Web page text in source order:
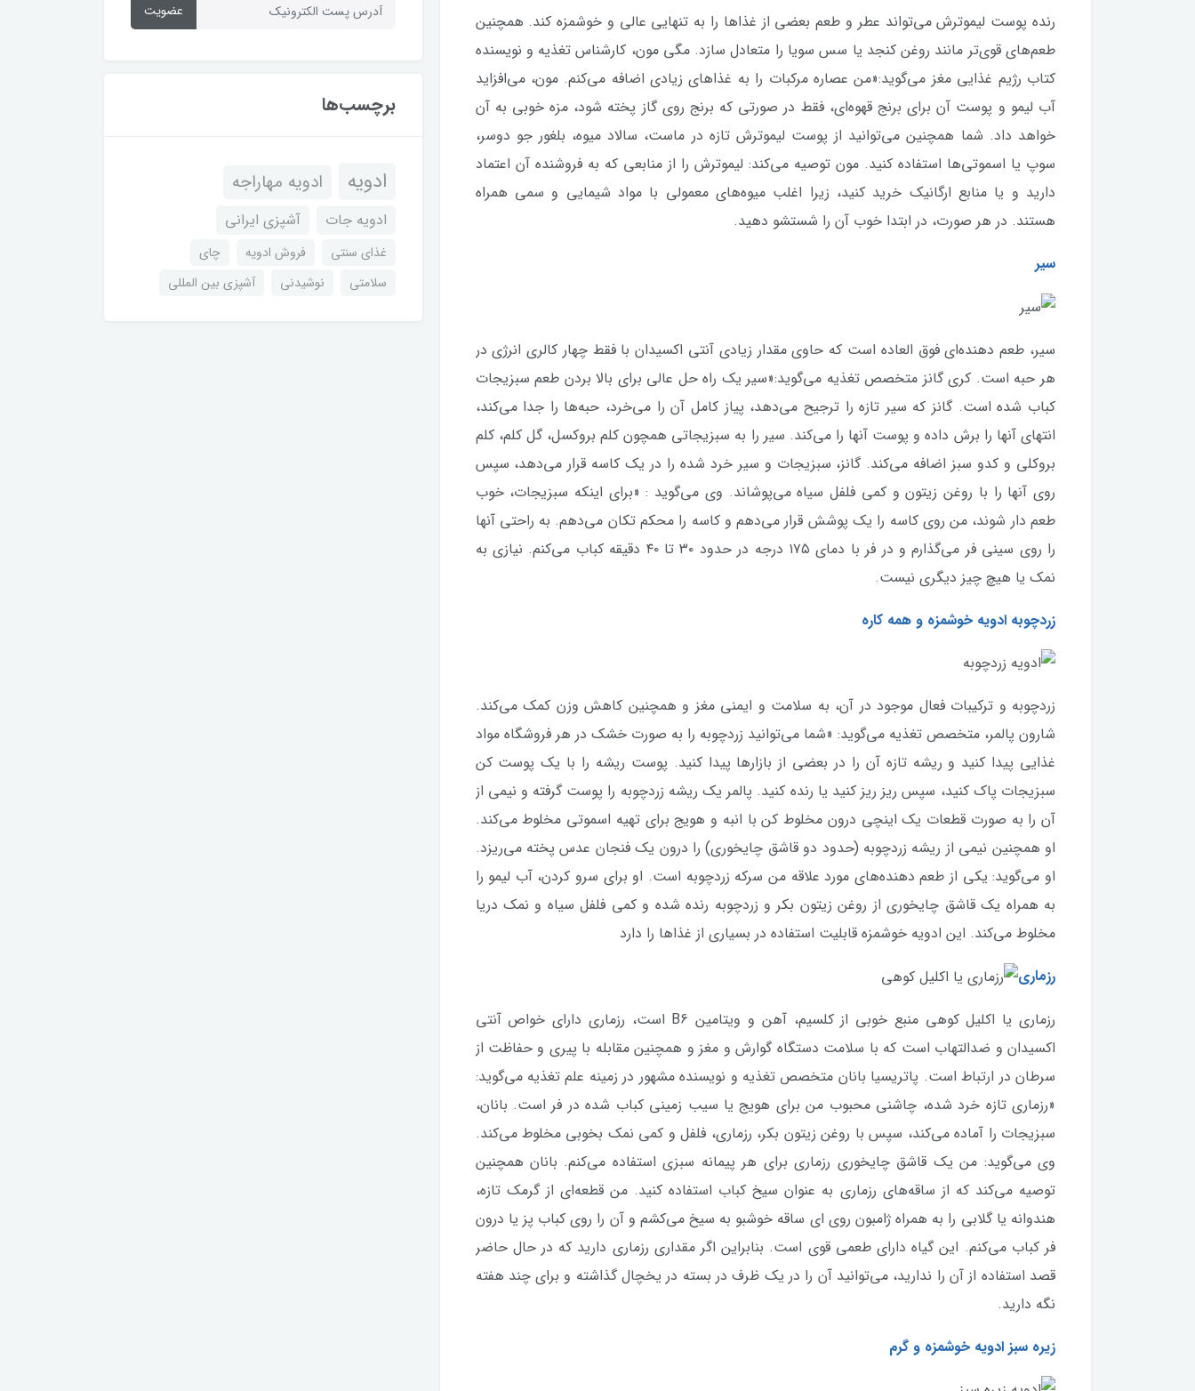
رنده پوست لیموترش می‌تواند عطر و طعم بعضی از غذاها را به تنهایی عالی و خوشمزه کند. همچنین
طعم‌های قوی‌تر مانند روغن کنجد یا سس سویا را متعادل سازد. مگی مون، کارشناس تغذیه و نویسنده
کتاب رژیم غذایی مغز می‌گوید:«من عصاره مرکبات را به غذاهای زیادی اضافه می‌کنم. مون، می‌افزاید
آب لیمو و پوست آن برای برنج قهوه‌ای، فقط در صورتی که برنج روی گاز پخته شود، مزه خوبی به آن
خواهد داد. شما همچنین می‌توانید از پوست لیموترش تازه در ماست، سالاد میوه، بلغور جو دوسر،
سوپ‌ یا اسموتی‌ها استفاده کنید. مون توصیه می‌کند: لیموترش را از منابعی که به فروشنده آن اعتماد
دارید و یا منابع ارگانیک خرید کنید، زیرا اغلب میوه‌های معمولی با مواد شیمایی و سمی همراه
هستند. در هر صورت، در ابتدا خوب آن را شستشو دهید.
سیر
سیر، طعم دهنده‌ای فوق العاده است که حاوی مقدار زیادی آنتی اکسیدان با فقط چهار کالری انرژی در
هر حبه است. کری گانز متخصص تغذیه می‌گوید:«سیر یک راه حل عالی برای بالا بردن طعم سبزیجات
کباب شده است. گانز که سیر تازه را ترجیح می‌دهد، پیاز کامل آن را می‌خرد، حبه‌ها را جدا می‌کند،
انتهای آنها را برش داده و پوست آنها را می‌کند. سیر را به سبزیجاتی همچون کلم بروکسل، گل کلم، کلم
بروکلی و کدو سبز اضافه می‌کند. گانز، سبزیجات و سیر خرد شده را در یک کاسه قرار می‌دهد، سپس
روی آنها را با روغن زیتون و کمی فلفل سیاه می‌پوشاند. وی می‌گوید : «برای اینکه سبزیجات، خوب
طعم دار شوند، من روی کاسه را یک پوشش قرار می‌دهم و کاسه را محکم تکان می‌دهم. به راحتی آنها
را روی سینی فر می‌گذارم و در فر با دمای ۱۷۵ درجه در حدود ۳۰ تا ۴۰ دقیقه کباب می‌کنم. نیازی به
نمک یا هیچ چیز دیگری نیست.
زردچوبه ادویه خوشمزه و همه کاره
زردچوبه و ترکیبات فعال موجود در آن، به سلامت و ایمنی مغز و همچنین کاهش وزن کمک می‌کند.
شارون پالمر، متخصص تغذیه می‌گوید: «شما می‌توانید زردچوبه را به صورت خشک در هر فروشگاه مواد
غذایی پیدا کنید و ریشه تازه آن را در بعضی از بازارها پیدا کنید. پوست ریشه را با یک پوست کن
سبزیجات پاک کنید، سپس ریز ریز کنید یا رنده کنید. پالمر یک ریشه زردچوبه را پوست گرفته و نیمی از
آن را به صورت قطعات یک اینچی درون مخلوط کن با انبه و هویج برای تهیه اسموتی مخلوط می‌کند.
او همچنین نیمی از ریشه زردچوبه (حدود دو قاشق چایخوری) را درون یک فنجان عدس پخته می‌ریزد.
او می‌گوید: یکی از طعم دهنده‌های مورد علاقه من سرکه زردچوبه است. او برای سرو کردن، آب لیمو را
به همراه یک قاشق چایخوری از روغن زیتون بکر و زردچوبه رنده شده و کمی فلفل سیاه و نمک دریا
مخلوط می‌کند. این ادویه خوشمزه قابلیت استفاده در بسیاری از غذاها را دارد
رزماری
رزماری یا اکلیل کوهی منبع خوبی از کلسیم، آهن و ویتامین B6 است، رزماری دارای خواص آنتی
اکسیدان و ضدالتهاب است که با سلامت دستگاه گوارش و مغز و همچنین مقابله با پیری و حفاظت از
سرطان در ارتباط است. پاتریسیا بانان متخصص تغذیه و نویسنده مشهور در زمینه علم تغذیه می‌گوید:
«رزماری تازه خرد شده، چاشنی محبوب من برای هویج یا سیب زمینی کباب شده در فر است. بانان،
سبزیجات را آماده می‌کند، سپس با روغن زیتون بکر، رزماری، فلفل و کمی نمک بخوبی مخلوط می‌کند.
وی می‌گوید: من یک قاشق چایخوری رزماری برای هر پیمانه سبزی استفاده می‌کنم. بانان همچنین
توصیه می‌کند که از ساقه‌های رزماری به عنوان سیخ کباب استفاده کنید. من قطعه‌ای از گرمک تازه،
هندوانه یا گلابی را به همراه ژامبون روی ای ساقه خوشبو به سیخ می‌کشم و آن را روی کباب پز یا درون
فر کباب می‌کنم. این گیاه دارای طعمی قوی است. بنابراین اگر مقداری رزماری دارید که در حال حاضر
قصد استفاده از آن را ندارید، می‌توانید آن را در یک ظرف در بسته در یخچال گذاشته و برای چند هفته
نگه دارید.
زیره سبز ادویه خوشمزه و گرم
عضویت
برچسب‌ها
ادویه ادویه مهاراجه
ادویه جات آشپزی ایرانی
غذای سنتی فروش ادویه
چای
سلامتی
نوشیدنی آشپزی بین المللی